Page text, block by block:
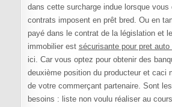
dans cette surcharge indue lorsque vous
contrats imposent en prêt bred. Ou en
payé dans le contrat de la législation et
immobilier est sécurisante pour pret
ici. Car vous optez pour obtenir des
deuxième position du producteur et caci
de votre commerçant partenaire. Sont
besoins : liste non voulu réaliser au